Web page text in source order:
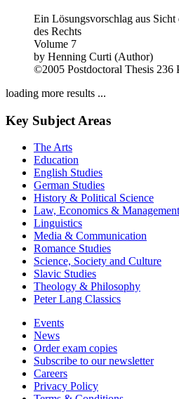
Ein Lösungsvorschlag aus
des Rechts
Volume 7
by Henning Curti (Author)
©2005 Postdoctoral Thesis 236
loading more results ...
Key Subject Areas
The Arts
Education
English Studies
German Studies
History & Political Science
Law, Economics & Management
Linguistics
Media & Communication
Romance Studies
Science, Society and Culture
Slavic Studies
Theology & Philosophy
Peter Lang Classics
Events
News
Order exam copies
Subscribe to our newsletter
Careers
Privacy Policy